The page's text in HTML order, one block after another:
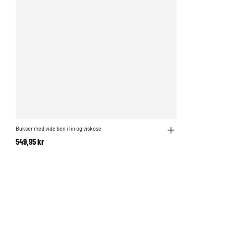
Bukser med vide ben i lin og viskose
549,95 kr